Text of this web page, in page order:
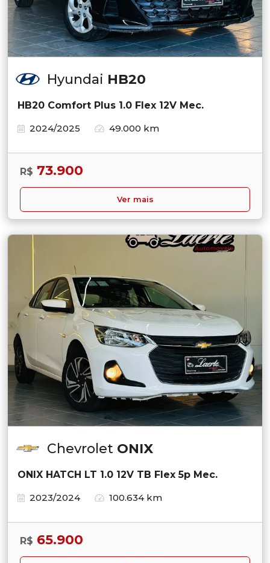
Hyundai HB20
HB20 Comfort Plus 1.0 Flex 12V Mec.
2024/2025
49.000 km
R$ 73.900
Ver mais
Chevrolet ONIX
ONIX HATCH LT 1.0 12V TB Flex 5p Mec.
2023/2024
100.634 km
R$ 65.900